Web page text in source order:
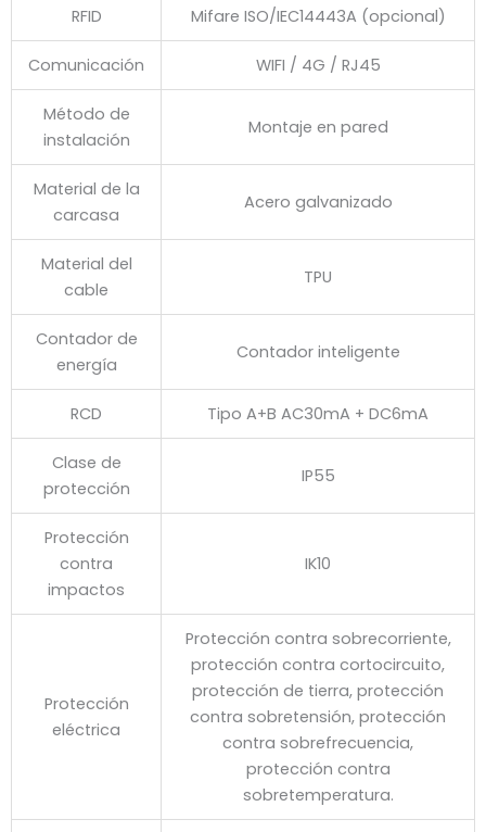
RFID Mifare ISO/IEC14443A (opcional)
Comunicación WIFI / 4G / RJ45
Método de
instalación
Montaje en pared
Material de la
carcasa
Acero galvanizado
Material del
cable
TPU
Contador de
energía
Contador inteligente
RCD Tipo A+B AC30mA + DC6mA
Clase de
protección
IP55
Protección
contra
impactos
IK10
Protección
eléctrica
Protección contra sobrecorriente,
protección contra cortocircuito,
protección de tierra, protección
contra sobretensión, protección
contra sobrefrecuencia,
protección contra
sobretemperatura.